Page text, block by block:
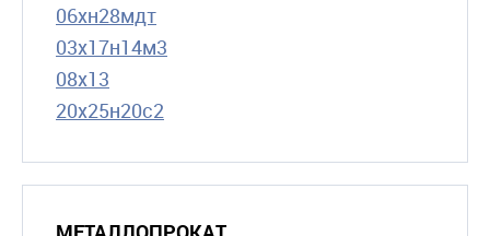
06хн28мдт
03х17н14м3
08х13
20х25н20с2